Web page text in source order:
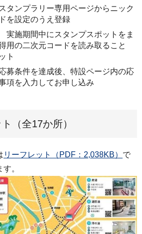
ンプラリー専用ページからニック
を設定のうえ登録
実施期間中にスタンプスポットをま
用の二次元コードを読み取ること
ト
募条件を達成後、特設ページ内の応
項を入力してお申し込み
（全17か所）
リーフレット（PDF：2,038KB） で
。